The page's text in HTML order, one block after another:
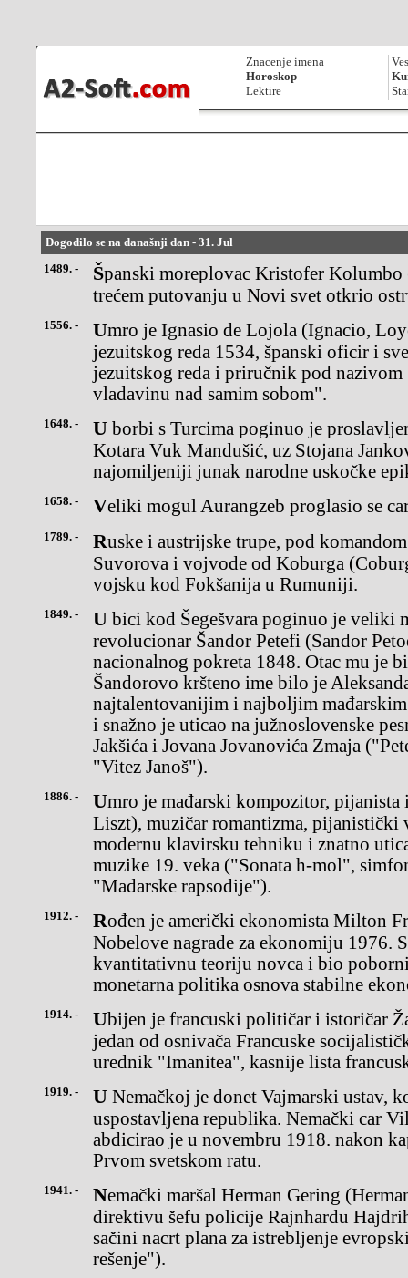
Znacenje imena
Horoskop
Lektire
Dogodilo se na današnji dan - 31. Jul
1489. -
Španski moreplovac Kristofer Kolumbo (Cristiforo Colombo) je na
trećem putovanju u Novi svet otkrio
1556. - Umro je Ignasio de Lojola (Ignacio, Loyola), osnivač katoličkog
jezuitskog reda 1534, španski oficir i
jezuitskog reda i priručnik pod nazivom
vladavinu nad samim sobom".
1648. - U borbi s Turcima poginuo je proslavljeni srpski junak iz Ravnih
Kotara Vuk Mandušić, uz Stojana
najomiljeniji junak narodne uskočke
1658. - Veliki mogul Aurangzeb proglasio se
1789. - Ruske i austrijske trupe, pod komandom grofa Aleksandra
Suvorova i vojvode od Koburga
vojsku kod Fokšanija u Rumuniji.
1849. - U bici kod Šegešvara poginuo je veliki mađarski pesniki
revolucionar Šandor Petefi (Sandor
nacionalnog pokreta 1848. Otac mu je
Šandorovo kršteno ime bilo je
najtalentovanijim i najboljim
i snažno je uticao na južnoslovenske
Jakšića i Jovana Jovanovića Zmaja
"Vitez Janoš").
1886. - Umro je mađarski kompozitor, pijanista i dirigent Franc List (Franz
Liszt), muzičar romantizma,
modernu klavirsku tehniku i znatno
muzike 19. veka ("Sonata h-mol",
"Mađarske rapsodije").
1912. - Rođen je američki ekonomista Milton Fridman (Friedman),dobitnik
Nobelove nagrade za ekonomiju 1976.
kvantitativnu teoriju novca i bio
monetarna politika osnova stabilne
1914. - Ubijen je francuski političar i istoričar Žan Žores (Jean Jaures),
jedan od osnivača Francuske
urednik "Imanitea", kasnije lista
1919. - U Nemačkoj je donet Vajmarski ustav, kojim je ukinuta carevina i
uspostavljena republika. Nemački car
abdicirao je u novembru 1918. nakon
Prvom svetskom ratu.
1941. - Nemački maršal Herman Gering (Hermann Goering) dao je pismenu
direktivu šefu policije Rajnhardu
sačini nacrt plana za istrebljenje
rešenje").